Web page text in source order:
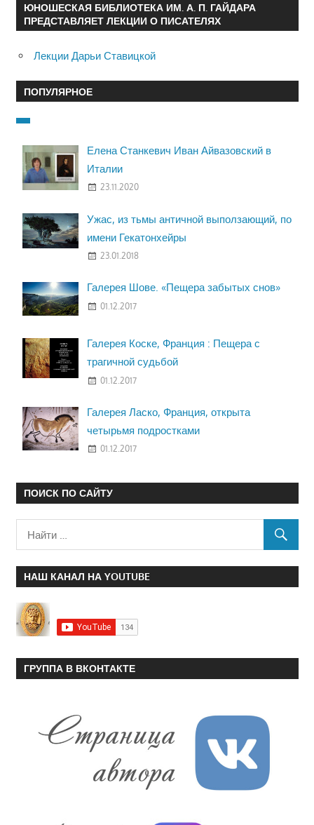
ЮНОШЕСКАЯ БИБЛИОТЕКА ИМ. А. П. ГАЙДАРА
ПРЕДСТАВЛЯЕТ ЛЕКЦИИ О ПИСАТЕЛЯХ
Лекции Дарьи Ставицкой
ПОПУЛЯРНОЕ
Елена Станкевич Иван Айвазовский в
Италии
23.11.2020
Ужас, из тьмы античной выползающий, по
имени Гекатонхейры
23.01.2018
Галерея Шове. «Пещера забытых снов»
01.12.2017
Галерея Коске, Франция : Пещера с
трагичной судьбой
01.12.2017
Галерея Ласко, Франция, открыта
четырьмя подростками
01.12.2017
ПОИСК ПО САЙТУ
НАШ КАНАЛ НА YOUTUBE
ГРУППА В ВКОНТАКТЕ